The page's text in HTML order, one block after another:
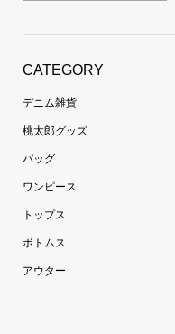
CATEGORY
デニム雑貨
桃太郎グッズ
バッグ
ワンピース
トップス
ボトムス
アウター